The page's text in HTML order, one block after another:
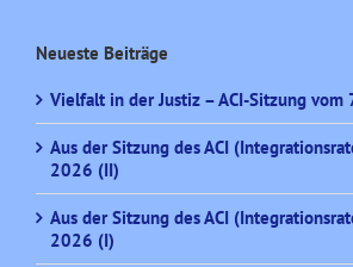
Neueste Beiträge
Vielfalt in der Justiz – ACI-Sitzung vom
Aus der Sitzung des ACI
2026 (II)
Aus der Sitzung des ACI
2026 (I)